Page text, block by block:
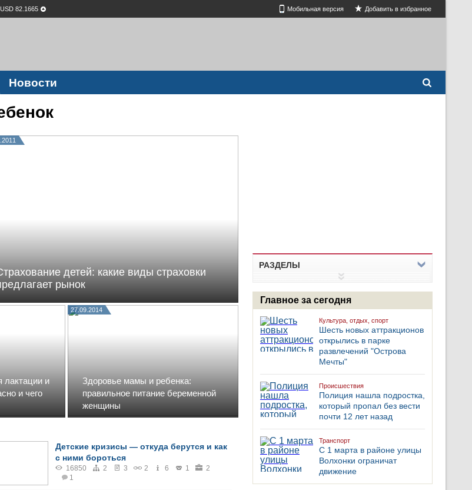
USD 82.1665 Мобильная версия Добавить в избранное
Новости
РАЗДЕЛЫ
Главное за сегодня
Культура, отдых, спорт
Шесть новых аттракционов
открылись в парке
развлечений "Острова
Мечты"
Происшествия
Полиция нашла подростка,
который пропал без вести
почти 12 лет назад
Транспорт
С 1 марта в районе улицы
Волхонки ограничат
движение
детей: какие виды страховки
рынок
лактации и
и чего
27.09.2014
Здоровье мамы и ребенка:
правильное питание беременной
женщины
Детские кризисы — откуда берутся и как
с ними бороться
16850 2 3 2 6 1
2
1